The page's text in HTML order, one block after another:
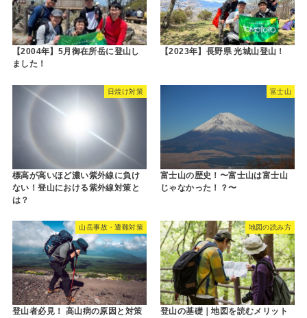
【2004年】5月御在所岳に登山し
ました！
【2023年】長野県 光城山登山！
日焼け対策
標高が高いほど濃い紫外線に負け
ない！登山における紫外線対策と
は？
富士山
富士山の歴史！〜富士山は富士山
じゃなかった！？〜
山岳事故・遭難対策
登山者必見！ 高山病の原因と対策
地図の読み方
登山の基礎｜地図を読むメリット